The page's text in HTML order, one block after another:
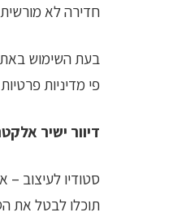
חדירה לא
בעת השימוש
פי מדיניות
דיוור ישיר
סטודיו לעיצוב
תוכלו לבטל את